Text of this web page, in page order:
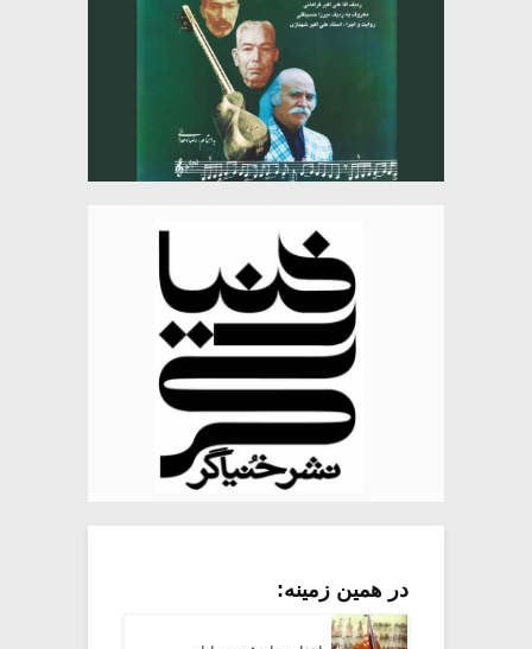
در همین زمینه: